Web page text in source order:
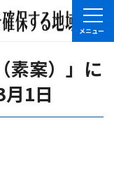
素案）」に
1日